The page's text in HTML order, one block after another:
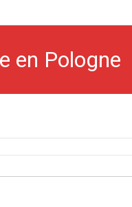
en Pologne